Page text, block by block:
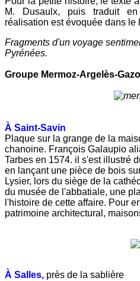
M. Dusaulx, puis traduit
réalisation est évoquée dans le
Fragments d'un voyage
Pyrénées.
Groupe Mermoz-Argelès-
À Saint-Savin
Plaque sur la grange de la
chanoine. François Galaupio
Tarbes en 1574. il s'est illustré
en lançant une pièce de bois
Lysier, lors du siège de la
du musée de l'abbatiale, une
l'histoire de cette affaire. Pour
patrimoine architectural,
À Salles, près de la sablière